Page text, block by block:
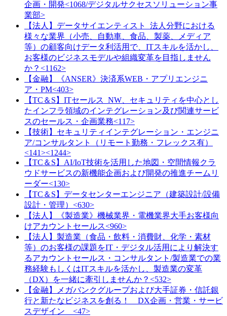
企画・開発<1068/デジタルサクセスソリューション事
業部>
【法人】データサイエンティスト_法人分野における
様々な業界（小売、自動車、食品、製薬、メディア
等）の顧客向けデータ利活用で、ITスキルを活かし、
お客様のビジネスモデルや組織変革を目指しません
か？<1162>
【金融】《ANSER》決済系WEB・アプリエンジニ
ア・PM<403>
【TC＆S】ITセールス_NW、セキュリティを中心とし
たインフラ領域のインテグレーション及び関連サービ
スのセールス・企画業務<117>
【技術】セキュリティインテグレーション・エンジニ
ア/コンサルタント（リモート勤務・フレックス有）
<141><1244>
【TC＆S】AI/IoT技術を活用した地図・空間情報クラ
ウドサービスの新機能企画および開発の推進チームリ
ーダー<130>
【TC＆S】データセンターエンジニア（建築設計/設備
設計・管理）<630>
【法人】《製造業》機械業界・電機業界大手お客様向
けアカウントセールス<960>
【法人】製造業（食品・飲料・消費財、化学・素材
等）のお客様の課題をIT・デジタル活用により解決す
るアカウントセールス・コンサルタント/製造業での業
務経験もしくはITスキルを活かし、製造業の変革
（DX）を一緒に牽引しませんか？<532>
【金融】メガバンクグループおよび大手証券・信託銀
行と新たなビジネスを創る！ DX企画・営業・サービ
スデザイン <47>